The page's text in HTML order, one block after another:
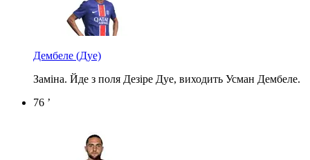
Дембеле (Дуе)
Заміна. Йде з поля Дезіре Дуе, виходить Усман Дембеле.
76 ’